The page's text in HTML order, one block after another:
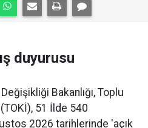
duyurusu
Bakanlığı, Toplu
51 İlde 540
2026 tarihlerinde 'açık